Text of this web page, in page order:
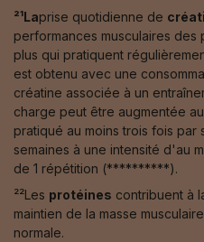
²¹Laprise quotidienne de
performances musculaires
plus qui pratiquent
est obtenu avec une
créatine associée à un
charge peut être augmentée
pratiqué au moins trois fois par
semaines à une intensité d'au
de 1 répétition (**********).
²²Les protéines contribuent à
maintien de la masse
normale.